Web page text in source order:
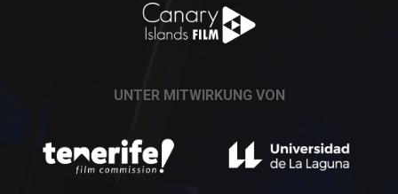
UNTER MITWIRKUNG VON